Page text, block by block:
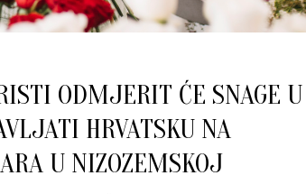
ODMJERIT ĆE SNAGE U
HRVATSKU NA
U NIZOZEMSKOJ